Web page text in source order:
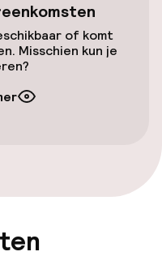
of komt
Misschien kun je